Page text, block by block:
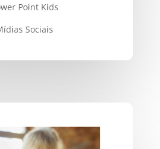
Point Kids
Sociais